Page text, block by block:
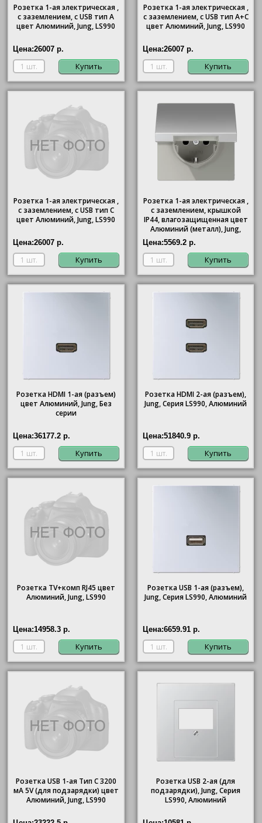
Розетка 1-ая электрическая ,
с заземлением, c USB тип A
цвет Алюминий, Jung, LS990
Цена:26007 р.
Купить
Розетка 1-ая электрическая ,
с заземлением, c USB тип A+C
цвет Алюминий, Jung, LS990
Цена:26007 р.
Купить
Розетка 1-ая электрическая ,
с заземлением, c USB тип C
цвет Алюминий, Jung, LS990
Цена:26007 р.
Купить
Розетка 1-ая электрическая ,
с заземлением, крышкой
IР44, влагозащищенная цвет
Алюминий (металл), Jung,
LS990
Цена:5569.2 р.
Купить
Розетка HDMI 1-ая (разъем)
цвет Алюминий, Jung, Без
серии
Цена:36177.2 р.
Купить
Розетка HDMI 2-ая (разъем),
Jung, Серия LS990, Алюминий
Цена:51840.9 р.
Купить
Розетка TV+комп RJ45 цвет
Алюминий, Jung, LS990
Цена:14958.3 р.
Купить
Розетка USB 1-ая (разъем),
Jung, Серия LS990, Алюминий
Цена:6659.91 р.
Купить
Розетка USB 1-ая Тип С 3200
мA 5V (для подзарядки) цвет
Алюминий, Jung, LS990
Розетка USB 2-ая (для
подзарядки), Jung, Серия
LS990, Алюминий